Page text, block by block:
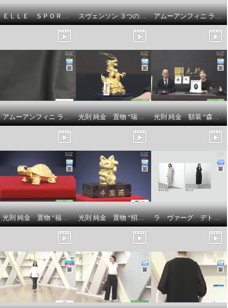
ＥＬＬＥ ＳＰＯＲＴ はっ水 取り外してリュックになる キューブ柄 キャリーカート スヴェンソン ３つの有効成分配合 育毛、薄毛、脱毛の予防！ ザ・チャーガ薬用育毛剤 ２本スペシャルセット アムーアンフィニ ラムスキンメッシュ ２ウェイトートバッグ
アムーアンフィニ ラムスキンキルティング ボディバッグ 光則 純金 置物 “瑞雲昇龍” ＜５５ｇ＞ 光則 純金 額装 “森の神様”
光則 純金 置物 “福亀” ＜３ｇ＞ 光則 純金 置物 “招き猫” ＜５ｇ＞ ラ ヴァーグ デトワール 襟開きの変化が 雰囲気を変える リラックス裏毛ワンピース